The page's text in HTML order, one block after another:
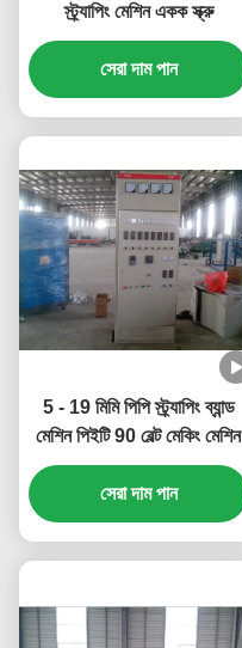
স্ট্র্যাপিং মেশিন একক স্ক্রু
সেরা দাম পান
5 - 19 মিমি পিপি স্ট্র্যাপিং ব্যান্ড
মেশিন পিইটি 90 বেল্ট মেকিং মেশিন
সেরা দাম পান